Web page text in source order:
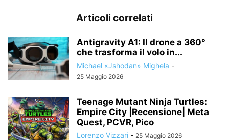
Articoli correlati
Antigravity A1: Il drone a 360°
che trasforma il volo in...
Michael «Jshodan» Mighela -
25 Maggio 2026
Teenage Mutant Ninja Turtles:
Empire City |Recensione| Meta
Quest, PCVR, Pico
Lorenzo Vizzari - 25 Maggio 2026